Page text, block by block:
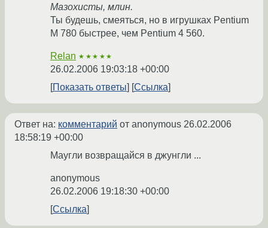
Мазохисты, млин.
Ты будешь, смеяться, но в игрушках Pentium
M 780 быстрее, чем Pentium 4 560.
Relan ★★★★★
26.02.2006 19:03:18 +00:00
Показать ответы
Ссылка
Ответ на: комментарий от anonymous 26.02.2006
18:58:19 +00:00
Маугли возвращайся в джунгли ...
anonymous
26.02.2006 19:18:30 +00:00
Ссылка